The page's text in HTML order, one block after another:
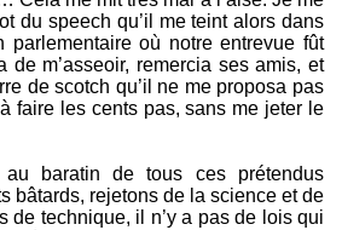
du speech qu’il me teint alors dans
parlementaire où notre entrevue fût
de m’asseoir, remercia ses amis, et
de scotch qu’il ne me proposa pas
faire les cents pas, sans me jeter le
baratin de tous ces prétendus
bâtards, rejetons de la science et de
de technique, il n’y a pas de lois qui